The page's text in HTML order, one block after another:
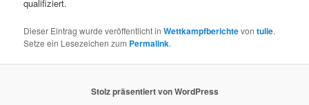
qualifiziert.
Dieser Eintrag wurde veröffentlicht inWettkampfberichtevontulie.
Setze ein Lesezeichen zum Permalink.
Stolz präsentiert von WordPress